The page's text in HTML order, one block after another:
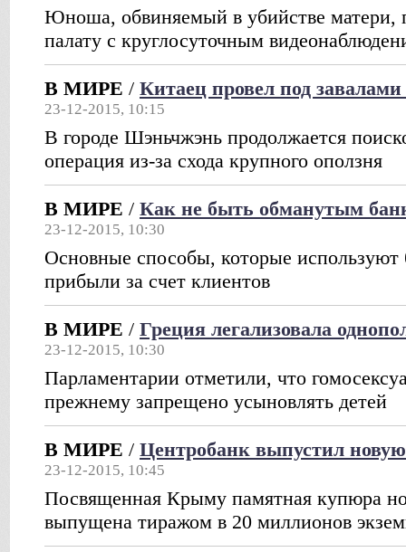
Юноша, обвиняемый в убийстве матери,
палату с круглосуточным
В МИРЕ / Китаец провел под
23-12-2015, 10:15
В городе Шэньчжэнь продолжается
операция из-за схода крупного оползня
В МИРЕ / Как не быть обманутым
23-12-2015, 10:30
Основные способы, которые используют
прибыли за счет клиентов
В МИРЕ / Греция легализовала
23-12-2015, 10:30
Парламентарии отметили, что
прежнему запрещено усыновлять детей
В МИРЕ / Центробанк выпустил
23-12-2015, 10:45
Посвященная Крыму памятная купюра
выпущена тиражом в 20 миллионов